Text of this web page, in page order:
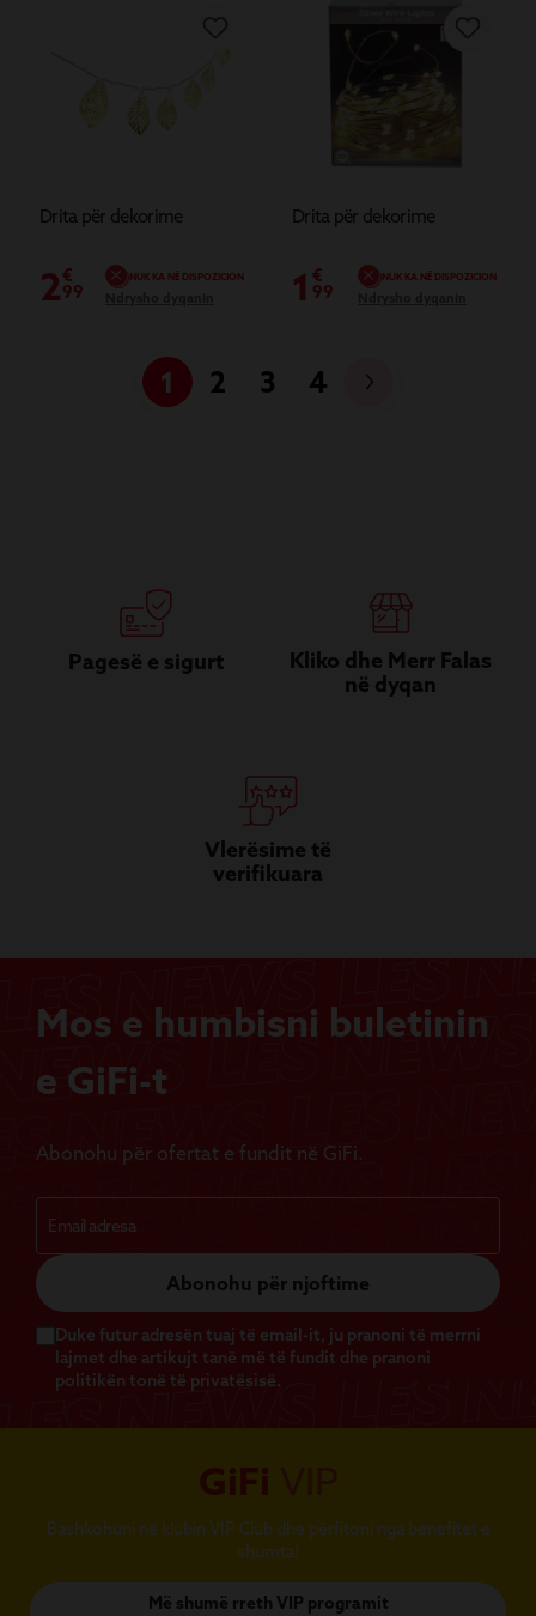
Drita për dekorime
2€
99
NUK KA NË DISPOZICION
Drita për dekorime
1 €
99
NUK KA NË DISPOZICION
1 2 3 4
Pagesë e sigurt
Kliko dhe Merr Falas
në dyqan
Vlerësime të
verifikuara
Mos e humbisni buletinin
e GiFi-t
Abonohu për ofertat e fundit në GiFi.
Abonohu për njoftime
Duke futur adresën tuaj të email-it, ju pranoni të merrni
lajmet dhe artikujt tanë më të fundit dhe pranoni
politikën tonë të privatësisë.
GiFi
Bashkohuni në klubin VIP Club dhe përfitoni nga benefitet e
shumta!
Më shumë rreth VIP programit